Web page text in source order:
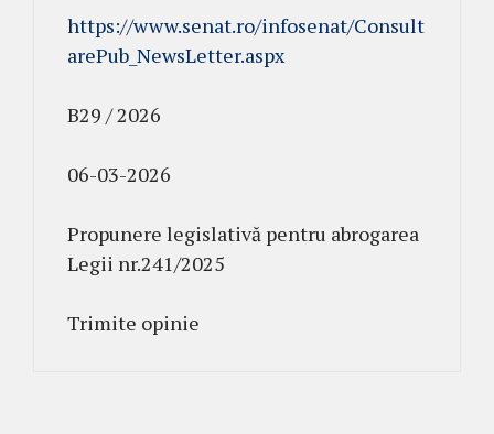
https://www.senat.ro/infosenat/Consult
arePub_NewsLetter.aspx
B29 / 2026
06-03-2026
Propunere legislativă pentru abrogarea
Legii nr.241/2025
Trimite opinie